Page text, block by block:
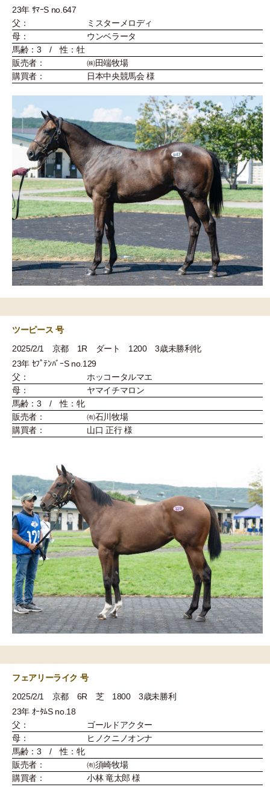
23年 ｻﾏｰS no.647
父：
ミスターメロディ
母：
ウンベラータ
馬齢：3 / 性：牡
販売者：
㈱田端牧場
購買者：
日本中央競馬会 様
ツーピース 号
2025/2/1 京都 1R ダート 1200 3歳未勝利牝
23年 ｾﾌﾟﾃﾝﾊﾞｰS no.129
父：
ホッコータルマエ
母：
ヤマイチマロン
馬齢：3 / 性：牝
販売者：
㈲石川牧場
購買者：
山口 正行 様
フェアリーライク 号
2025/2/1 京都 6R 芝 1800 3歳未勝利
23年 ｵｰﾀﾑS no.18
父：
ゴールドアクター
母：
ヒノクニノオンナ
馬齢：3 / 性：牝
販売者：
㈲須崎牧場
購買者：
小林 竜太郎 様